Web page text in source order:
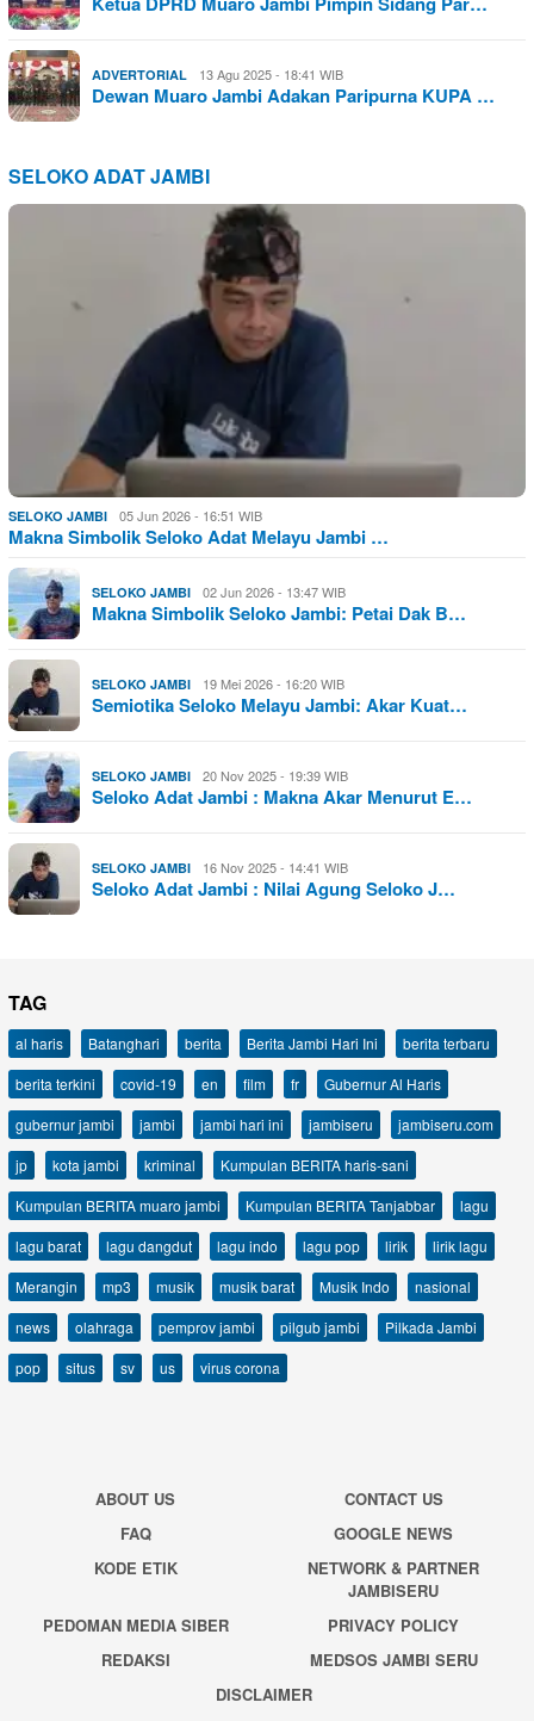
ADVERTORIAL 13 Agu 2025 - 18:41 WIB
Dewan Muaro Jambi Adakan Paripurna KUPA …
SELOKO ADAT JAMBI
SELOKO JAMBI 05 Jun 2026 - 16:51 WIB
Makna Simbolik Seloko Adat Melayu Jambi …
SELOKO JAMBI 02 Jun 2026 - 13:47 WIB
Makna Simbolik Seloko Jambi: Petai Dak B…
SELOKO JAMBI 19 Mei 2026 - 16:20 WIB
Semiotika Seloko Melayu Jambi: Akar Kuat…
SELOKO JAMBI 20 Nov 2025 - 19:39 WIB
Seloko Adat Jambi : Makna Akar Menurut E…
SELOKO JAMBI 16 Nov 2025 - 14:41 WIB
Seloko Adat Jambi : Nilai Agung Seloko J…
TAG
al haris Batanghari berita Berita Jambi Hari Ini
berita terbaru
berita terkini
covid-19 en film fr
Gubernur Al Haris
gubernur jambi
jambi jambi hari ini jambiseru
jambiseru.com
jp
kota jambi kriminal
Kumpulan BERITA haris-sani
Kumpulan BERITA muaro jambi
Kumpulan BERITA Tanjabbar
lagu
lagu barat
lagu dangdut lagu indo lagu pop lirik
lirik lagu
Merangin
mp3 musik musik barat Musik Indo
nasional
news
olahraga pemprov jambi pilgub jambi
Pilkada Jambi
pop
situs sv us virus corona
ABOUT US
CONTACT US
FAQ
GOOGLE NEWS
KODE ETIK
NETWORK & PARTNER
JAMBISERU
PEDOMAN MEDIA SIBER
PRIVACY POLICY
REDAKSI
MEDSOS JAMBI SERU
DISCLAIMER